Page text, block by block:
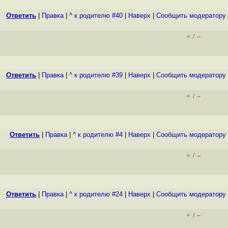
Ответить Правка| ^ к родителю #40 Наверх Cообщить модератору
+ / –
Ответить Правка| ^ к родителю #39 Наверх Cообщить модератору
+ / –
Ответить Правка| ^ к родителю #4 Наверх Cообщить модератору
+ / –
Ответить Правка| ^ к родителю #24 Наверх Cообщить модератору
+ / –